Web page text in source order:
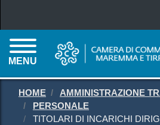
MENU
HOME
AMMINISTRAZIONE
PERSONALE
TITOLARI DI INCARICHI